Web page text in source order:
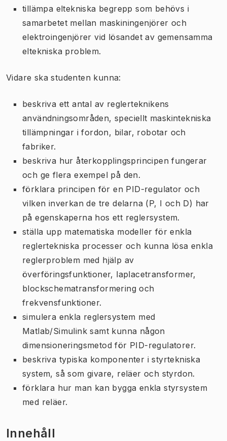
tillämpa eltekniska begrepp som behövs i
samarbetet mellan maskiningenjörer och
elektroingenjörer vid lösandet av gemensamma
eltekniska problem.
Vidare ska studenten kunna:
beskriva ett antal av reglerteknikens
användningsområden, speciellt maskintekniska
tillämpningar i fordon, bilar, robotar och
fabriker.
beskriva hur återkopplingsprincipen fungerar
och ge flera exempel på den.
förklara principen för en PID-regulator och
vilken inverkan de tre delarna (P, I och D) har
på egenskaperna hos ett reglersystem.
ställa upp matematiska modeller för enkla
reglertekniska processer och kunna lösa enkla
reglerproblem med hjälp av
överföringsfunktioner, laplacetransformer,
blockschematransformering och
frekvensfunktioner.
simulera enkla reglersystem med
Matlab/Simulink samt kunna någon
dimensioneringsmetod för PID-regulatorer.
beskriva typiska komponenter i styrtekniska
system, så som givare, reläer och styrdon.
förklara hur man kan bygga enkla styrsystem
med reläer.
Innehåll